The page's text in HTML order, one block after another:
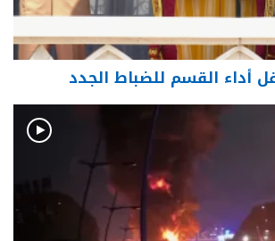
أداء القسم للضباط الجدد